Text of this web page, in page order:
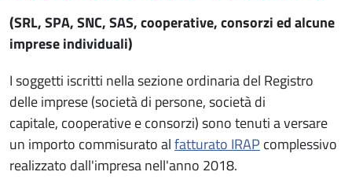
(SRL, SPA, SNC, SAS, cooperative, consorzi ed alcune
imprese individuali)
I soggetti iscritti nella sezione ordinaria del Registro
delle imprese (società di persone, società di
capitale, cooperative e consorzi) sono tenuti a versare
un importo commisurato alfatturato IRAP complessivo
realizzato dall'impresa nell'anno 2018.